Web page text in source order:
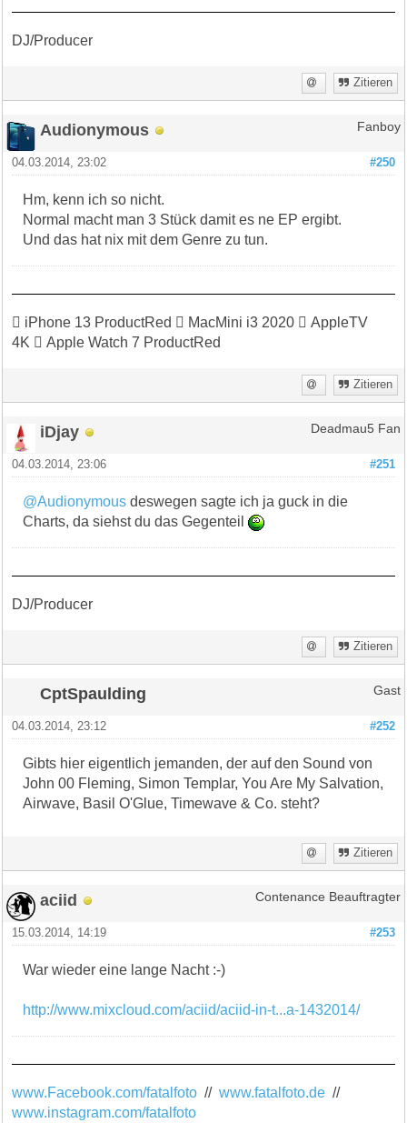
DJ/Producer
Zitieren
Audionymous Fanboy
#250
04.03.2014, 23:02
Hm, kenn ich so nicht.
Normal macht man 3 Stück damit es ne EP ergibt.
Und das hat nix mit dem Genre zu tun.
 iPhone 13 ProductRed  MacMini i3 2020  AppleTV
4K  Apple Watch 7 ProductRed
Zitieren
iDjay Deadmau5 Fan
#251
04.03.2014, 23:06
@Audionymous deswegen sagte ich ja guck in die
Charts, da siehst du das Gegenteil
DJ/Producer
Zitieren
CptSpaulding Gast
#252
04.03.2014, 23:12
Gibts hier eigentlich jemanden, der auf den Sound von
John 00 Fleming, Simon Templar, You Are My Salvation,
Airwave, Basil O'Glue, Timewave & Co. steht?
Zitieren
aciid Contenance Beauftragter
#253
15.03.2014, 14:19
War wieder eine lange Nacht :-)
http://www.mixcloud.com/aciid/aciid-in-t...a-1432014/
www.Facebook.com/fatalfoto //www.fatalfoto.de //
www.instagram.com/fatalfoto